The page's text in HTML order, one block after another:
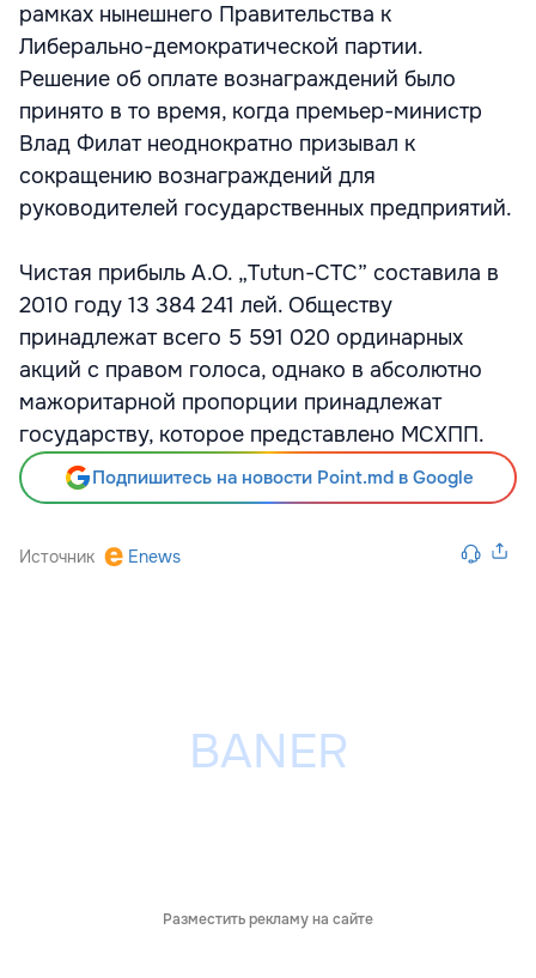
рамках нынешнего Правительства к
Либерально-демократической партии.
Решение об оплате вознаграждений было
принято в то время, когда премьер-министр
Влад Филат неоднократно призывал к
сокращению вознаграждений для
руководителей государственных предприятий.
Чистая прибыль А.О. „Tutun-CTC” составила в
2010 году 13 384 241 лей. Обществу
принадлежат всего 5 591 020 ординарных
акций с правом голоса, однако в абсолютно
мажоритарной пропорции принадлежат
государству, которое представлено МСХПП.
Подпишитесь на новости Point.md в Google
Источник Enews
Разместить рекламу на сайте